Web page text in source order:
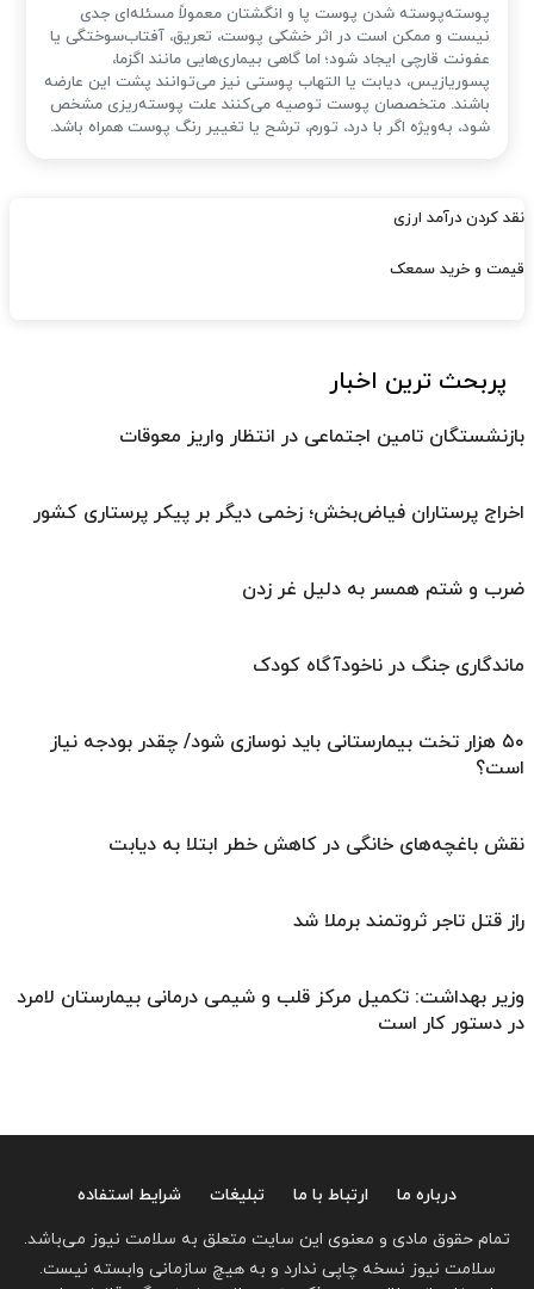
پوسته‌پوسته شدن پوست پا و انگشتان معمولاً مسئله‌ای جدی
نیست و ممکن است در اثر خشکی پوست، تعریق، آفتاب‌سوختگی یا
عفونت قارچی ایجاد شود؛ اما گاهی بیماری‌هایی مانند اگزما،
پسوریازیس، دیابت یا التهاب پوستی نیز می‌توانند پشت این عارضه
باشند. متخصصان پوست توصیه می‌کنند علت پوسته‌ریزی مشخص
شود، به‌ویژه اگر با درد، تورم، ترشح یا تغییر رنگ پوست همراه باشد.
نقد کردن درآمد ارزی
قیمت و خرید سمعک
پربحث ترین اخبار
بازنشستگان تامین اجتماعی در انتظار واریز معوقات
اخراج پرستاران فیاض‌بخش؛ زخمی دیگر بر پیکر پرستاری کشور
ضرب و شتم همسر به دلیل غر زدن
ماندگاری جنگ در ناخودآگاه کودک
۵۰ هزار تخت بیمارستانی باید نوسازی شود/ چقدر بودجه نیاز
است؟
نقش باغچه‌های خانگی در کاهش خطر ابتلا به دیابت
راز قتل تاجر ثروتمند برملا شد
وزیر بهداشت: تکمیل مرکز قلب و شیمی درمانی بیمارستان لامرد
در دستور کار است
درباره ما ارتباط با ما تبلیغات
شرایط استفاده
تمام حقوق مادی و معنوی این سایت متعلق به سلامت نیوز می‌باشد.
سلامت نیوز نسخه چاپی ندارد و به هیچ سازمانی وابسته نیست.